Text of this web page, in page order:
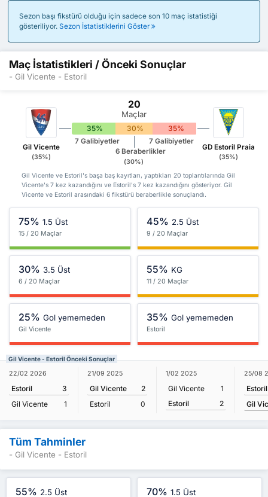
Sezon başı fikstürü olduğu için sadece son 10 maç istatistiği
gösteriliyor. Sezon İstatistiklerini Göster
Maç İstatistikleri / Önceki Sonuçlar
- Gil Vicente - Estoril
Gil Vicente
(35%)
20
Maçlar
35% 30% 35%
7 Galibiyetler
6 Beraberlikler
(30%)
7 Galibiyetler
GD Estoril Praia
(35%)
Gil Vicente ve Estoril's başa baş kayıtları, yaptıkları 20 toplantılarında Gil
Vicente's 7 kez kazandığını ve Estoril's 7 kez kazandığını gösteriyor. Gil
Vicente ve Estoril arasındaki 6 fikstürü beraberlikle sonuçlandı.
75% 1.5 Üst
15 / 20 Maçlar
45% 2.5 Üst
9 / 20 Maçlar
30% 3.5 Üst
6 / 20 Maçlar
55% KG
11 / 20 Maçlar
25% Gol yememeden
Gil Vicente
35% Gol yememeden
Estoril
Gil Vicente - Estoril Önceki Sonuçlar
22/02 2026
Estoril
3
Gil Vicente
1
21/09 2025
Gil Vicente
2
Estoril
0
1/02 2025
Gil Vicente
1
Estoril
2
25/08
Estoril
Gil
Tüm Tahminler
- Gil Vicente - Estoril
55% 2.5 Üst 70% 1.5 Üst